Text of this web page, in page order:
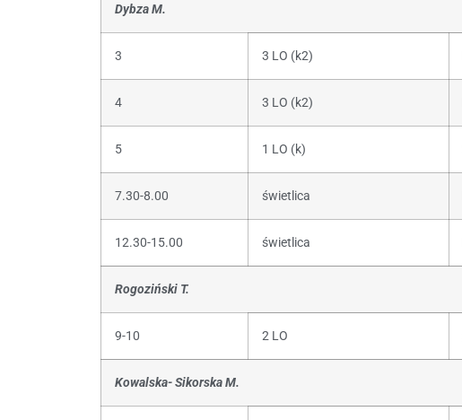
Dybza M.
3 3 LO (k2)
4 3 LO (k2)
5 1 LO (k)
7.30-8.00 świetlica
12.30-15.00 świetlica
Rogoziński T.
9-10 2 LO
Kowalska- Sikorska M.